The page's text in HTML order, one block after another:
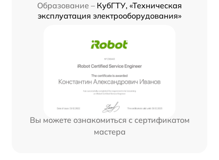
Образование – КубГТУ, «Техническая
эксплуатация электрооборудования»
Вы можете ознакомиться с сертификатом
мастера